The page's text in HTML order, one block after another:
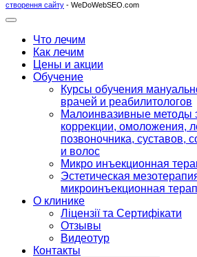
створення сайту - WeDoWebSEO.com
Что лечим
Как лечим
Цены и акции
Обучение
Курсы обучения
врачей и реабилитологов
Малоинвазивные методы
коррекции, омоложения,
позвоночника, суставов,
и волос
Микро инъекционная
Эстетическая
микроинъекционная
О клинике
Ліцензії та Сертифікати
Отзывы
Видеотур
Контакты